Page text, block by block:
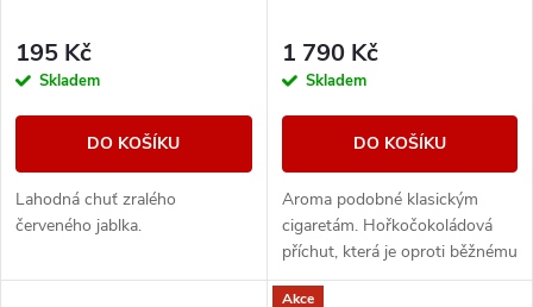
195 Kč
Skladem
DO KOŠÍKU
Lahodná chuť zralého
červeného jablka.
1 790 Kč
Skladem
DO KOŠÍKU
Aroma podobné klasickým
cigaretám. Hořkočokoládová
příchut, která je oproti běžnému
tabáku jemnější a nasládlejší. Z
Akce